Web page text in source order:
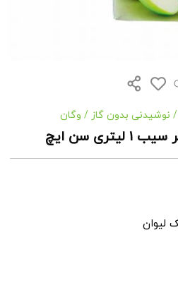
/ نوشیدنی بدون گاز / وگان
سن ایچ